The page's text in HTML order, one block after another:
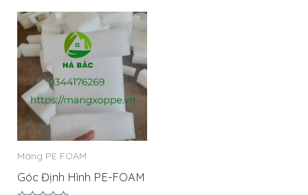
sao
Màng PE FOAM
Góc Định Hình PE-FOAM